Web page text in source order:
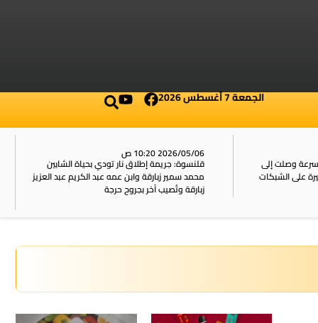
الجمعة 7 أغسطس 2026
وصلت إلى
2026/05/06 10:20 ص
قلنسوة: جريمة إطلاق نار تودي بحياة الشابين
محمد سمير زبارقة وابن عمه عبد الكريم عبد العزيز
زبارقة وتُصيب آخر بجروح حرجة